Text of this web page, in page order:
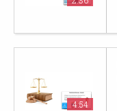
4:54